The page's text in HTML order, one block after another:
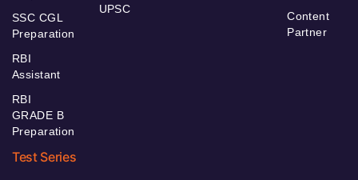
SSC CGL
Preparation
RBI
Assistant
RBI
GRADE B
Preparation
UPSC
Content
Partner
Test Series